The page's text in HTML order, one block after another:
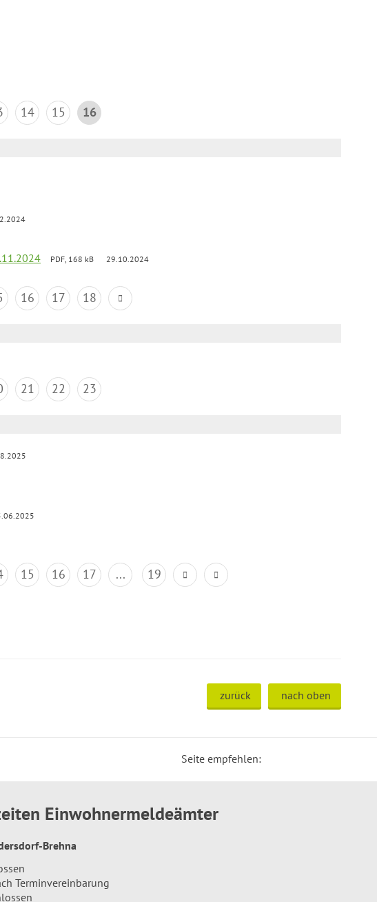
14 15 16
PDF, 168 kB 29.10.2024
16 17 18
21 22 23
15 16 17 ... 19
zurück nach oben
Seite empfehlen:
Einwohnermeldeämter
Brehna
Terminvereinbarung